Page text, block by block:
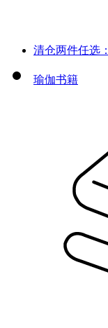
清仓两件任选
瑜伽书籍